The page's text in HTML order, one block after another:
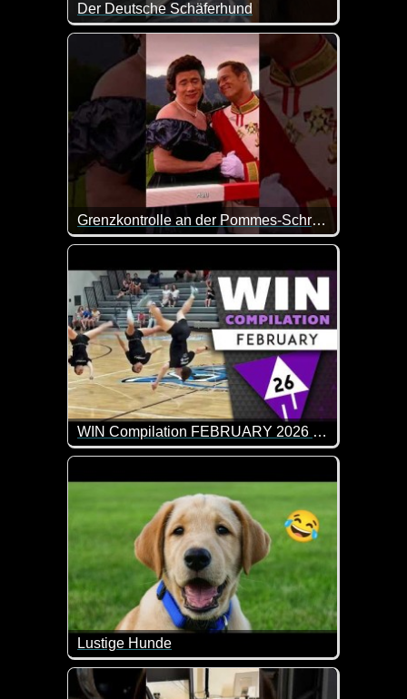
Der Deutsche Schäferhund
Witziger kann man den deutschen Schäferhund
Grenzkontrolle an der Pommes-Schranke
Einmal Schranke mit Rot-Weiß, bitte! Aber ohne
WIN Compilation FEBRUARY 2026 Edition
65 der besten Video-Clips des Monats Januar in
Lustige Hunde
Diese witzigen Szenen mit Hunden bringen dich